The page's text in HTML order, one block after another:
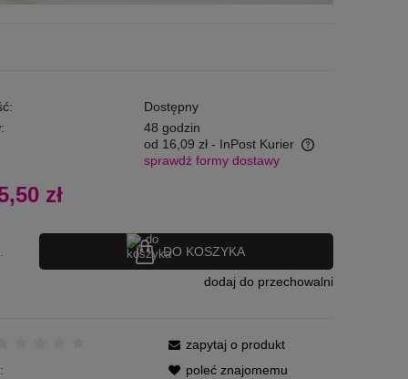
Dostępny
48 godzin
od 16,09 zł - InPost Kurier
sprawdź formy dostawy
zł
DO KOSZYKA
dodaj do przechowalni
zapytaj o produkt
poleć znajomemu